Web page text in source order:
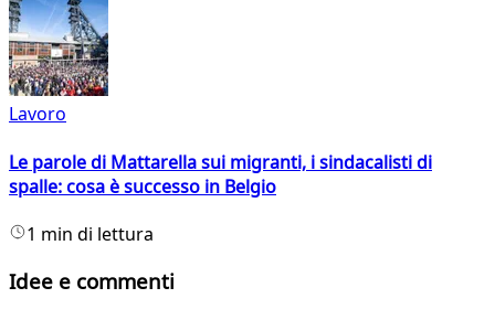
Lavoro
Le parole di Mattarella sui migranti, i sindacalisti di
spalle: cosa è successo in Belgio
1 min di lettura
Idee e commenti